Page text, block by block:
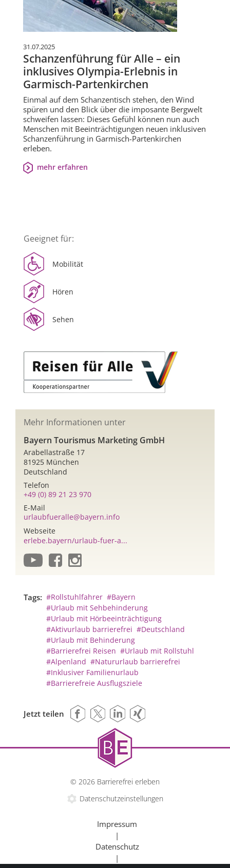
31.07.2025
Schanzenführung für Alle – ein
inklusives Olympia-Erlebnis in
Garmisch-Partenkirchen
Einmal auf dem Schanzentisch stehen, den Wind
spüren und den Blick über die imposante Bergwelt
schweifen lassen: Dieses Gefühl können nun auch
Menschen mit Beeinträchtigungen neuen inklusiven
Schanzenführung in Garmisch-Partenkirchen
erleben.
mehr erfahren
Geeignet für:
Mobilität
Hören
Sehen
Mehr Informationen unter
Bayern Tourismus Marketing GmbH
Arabellastraße 17
81925 München
Deutschland
Telefon
+49 (0) 89 21 23 970
E-Mail
urlaubfueralle@bayern.info
Webseite
erlebe.bayern/urlaub-fuer-a...
Tags: #Rollstuhlfahrer #Bayern
#Urlaub mit Sehbehinderung
#Urlaub mit Hörbeeinträchtigung
#Aktivurlaub barrierefrei #Deutschland
#Urlaub mit Behinderung
#Barrierefrei Reisen #Urlaub mit Rollstuhl
#Alpenland #Natururlaub barrierefrei
#Inklusiver Familienurlaub
#Barrierefreie Ausflugsziele
Jetzt teilen
© 2026 Barrierefrei erleben
Datenschutzeinstellungen
Impressum
|
Datenschutz
|